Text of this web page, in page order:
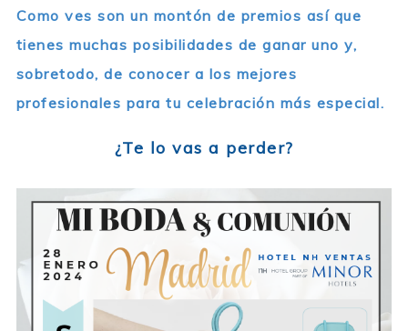
Como ves son un montón de premios así que
tienes muchas posibilidades de ganar uno y,
sobretodo, de conocer a los mejores
profesionales para tu celebración más especial.
¿Te lo vas a perder?